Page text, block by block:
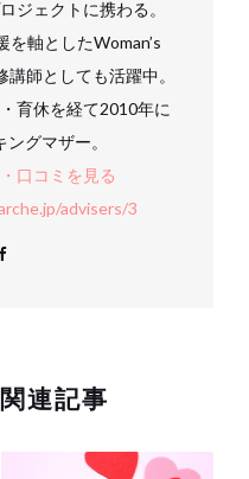
ジェクトに携わる。
を軸としたWoman’s
師としても活躍中。
育休を経て2010年に
グマザー。
口コミを見る
advisers/3
連記事